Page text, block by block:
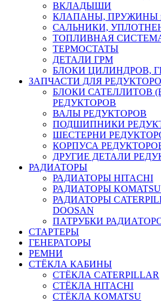
ВКЛАДЫШИ
КЛАПАНЫ, ПРУЖИНЫ
САЛЬНИКИ,
ТОПЛИВНАЯ
ТЕРМОСТАТЫ
ДЕТАЛИ ГРМ
БЛОКИ ЦИЛИНДРОВ,
ЗАПЧАСТИ ДЛЯ
БЛОКИ САТЕЛЛИТОВ
РЕДУКТОРОВ
ВАЛЫ РЕДУКТОРОВ
ПОДШИПНИКИ
ШЕСТЕРНИ
КОРПУСА
ДРУГИЕ ДЕТАЛИ
РАДИАТОРЫ
РАДИАТОРЫ HITACHI
РАДИАТОРЫ KOMATSU
РАДИАТОРЫ
DOOSAN
ПАТРУБКИ
СТАРТЕРЫ
ГЕНЕРАТОРЫ
РЕМНИ
СТЁКЛА КАБИНЫ
СТЁКЛА CATERPILLAR
СТЁКЛА HITACHI
СТЁКЛА KOMATSU